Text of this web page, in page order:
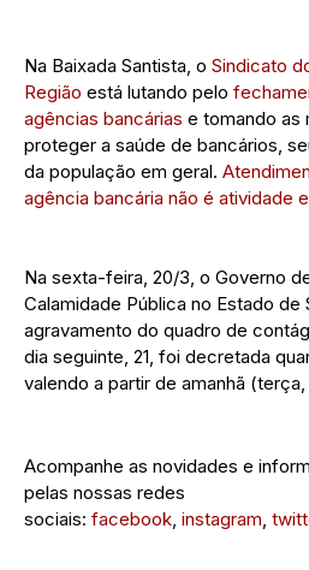
Na Baixada Santista, o Sindicato
Região está lutando pelo
agências bancárias e tomando as
proteger a saúde de bancários,
da população em geral.
agência bancária não é atividade
Na sexta-feira, 20/3, o Governo
Calamidade Pública no Estado de
agravamento do quadro de
dia seguinte, 21, foi decretada
valendo a partir de amanhã
Acompanhe as novidades e
pelas nossas redes
sociais: facebook instagram